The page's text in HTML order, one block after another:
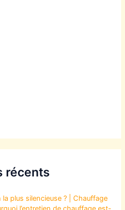
récents
plus silencieuse ? | Chauffage